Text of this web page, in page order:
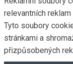
relevantních
Tyto soubory
stránkami a
přizpůsobených